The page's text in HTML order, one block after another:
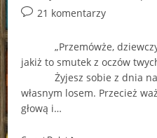
author:
published:
Post21 komentarzy
„Przemówże,
jakiż to smutek z oczów
Żyjesz sobie z dnia na
własnym losem. Przecież
głową i…